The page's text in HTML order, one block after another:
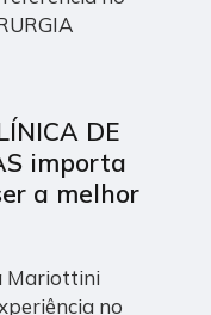
DE
importa
a melhor
Mariottini
no